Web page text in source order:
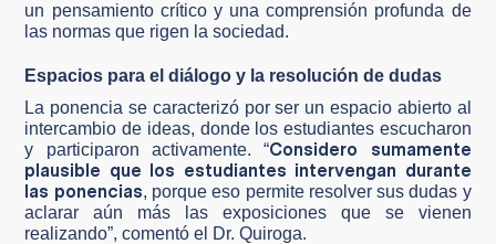
un pensamiento crítico y una comprensión profunda de
las normas que rigen la sociedad.
Espacios para el diálogo y la resolución de dudas
La ponencia se caracterizó por ser un espacio abierto al
intercambio de ideas, donde los estudiantes escucharon
y participaron activamente. “Considero sumamente
plausible que los estudiantes intervengan durante
las ponencias, porque eso permite resolver sus dudas y
aclarar aún más las exposiciones que se vienen
realizando”, comentó el Dr. Quiroga.